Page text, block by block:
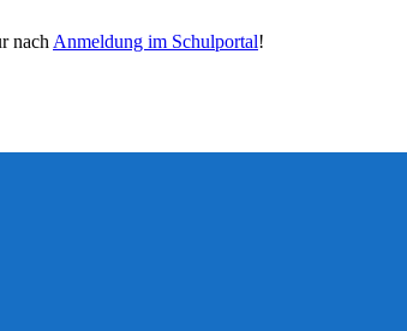
nach Anmeldung im Schulportal!